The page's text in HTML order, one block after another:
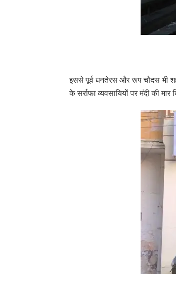
इससे पूर्व धनतेरस और रूप चौदस भी
के सर्राफा व्यवसायियों पर मंदी की